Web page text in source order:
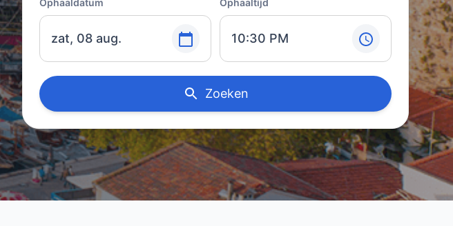
Ophaaldatum
zat, 08 aug.
Ophaaltijd
10:30 PM
Zoeken